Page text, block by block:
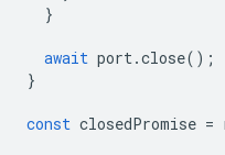
}
await port.close();
}
const closedPromise =